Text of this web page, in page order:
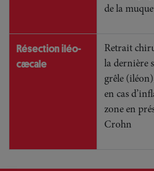
de la
Résection iléo-
cæcale
Retrait
la dernière
grêle
en cas
zone en
Crohn